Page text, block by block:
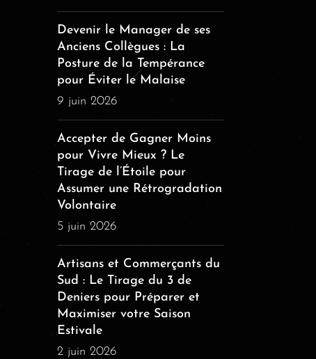
Devenir le Manager de ses
Anciens Collègues : La
Posture de la Tempérance
pour Éviter le Malaise
9 juin 2026
Accepter de Gagner Moins
pour Vivre Mieux ? Le
Tirage de l’Étoile pour
Assumer une Rétrogradation
Volontaire
5 juin 2026
Artisans et Commerçants du
Sud : Le Tirage du 3 de
Deniers pour Préparer et
Maximiser votre Saison
Estivale
2 juin 2026